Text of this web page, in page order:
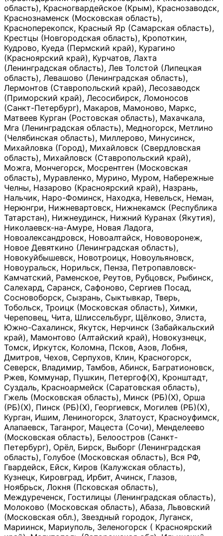
область), Красногвардейское (Крым), Краснозаводск,
Краснознаменск (Московская область),
Красноперекопск, Красный Яр (Самарская область),
Крестцы (Новгородская область), Кропоткин,
Кудрово, Куеда (Пермский край), Курагино
(Красноярский край), Курчатов, Лахта
(Ленинградская область), Лев Толстой (Липецкая
область), Левашово (Ленинградская область),
Лермонтов (Ставропольский край), Лесозаводск
(Приморский край), Лесосибирск, Ломоносов
(Санкт-Петербург), Макаров, Мамоново, Маркс,
Матвеев Курган (Ростовская область), Махачкала,
Мга (Ленинградская область), Медногорск, Метлино
(Челябинская область), Миллерово, Минусинск,
Михайловка (Город), Михайловск (Свердловская
область), Михайловск (Ставропольский край),
Можга, Мончегорск, Мосрентген (Московская
область), Муравленко, Мурино, Муром, Набережные
Челны, Назарово (Красноярский край), Назрань,
Нальчик, Наро-Фоминск, Находка, Невельск, Неман,
Нерюнгри, Нижневартовск, Нижнекамск (Республика
Татарстан), Нижнеудинск, Нижний Куранах (Якутия),
Николаевск-на-Амуре, Новая Ладога,
Новоалександровск, Новоалтайск, Нововоронеж,
Новое Девяткино (Ленинградская область),
Новокуйбышевск, Новотроицк, Новоульяновск,
Новоуральск, Норильск, Пенза, Петропавловск-
Камчатский, Раменское, Реутов, Рубцовск, Рыбинск,
Салехард, Саранск, Сафоново, Сергиев Посад,
Сосновоборск, Сызрань, Сыктывкар, Тверь,
Тобольск, Троицк (Московская область), Химки,
Череповец, Чита, Шлиссельбург, Щёлково, Элиста,
Южно-Сахалинск, Якутск, Нерчинск (Забайкальский
край), Мамонтово (Алтайский край), Новокузнецк,
Томск, Иркутск, Коломна, Псков, Азов, Лобня,
Дмитров, Чехов, Серпухов, Клин, Красногорск,
Северск, Владимир, Тамбов, Абинск, Багратионовск,
Ржев, Коммунар, Пушкин, Петергоф(Х), Кронштадт,
Суздаль, Красноармейск (Саратовская область),
Гжель (Московская область), Минск (РБ)(Х), Орша
(РБ)(Х), Пинск (РБ)(Х), Георгиевск, Могилев (РБ)(Х),
Курган, Ишим, Лениногорск, Златоуст, Красноуфимск,
Алапаевск, Таганрог, Мацеста (Сочи), Менделеево
(Московская область), Белоостров (Санкт-
Петербург), Орёл, Бирск, Выборг (Ленинградская
область), Голубое (Московская область), Вся РФ,
Гвардейск, Ейск, Киров (Калужская область),
Кузнецк, Кировград, Ирбит, Ачинск, Глазов,
Ноябрьск, Локня (Псковская область),
Междуреченск, Гостилицы (Ленинградская область),
Молоково (Московская область), Абаза, Львовский
(Московская обл.), Звездный городок, Луганск,
Мариинск, Мариуполь, Зеленогорск ( Красноярский